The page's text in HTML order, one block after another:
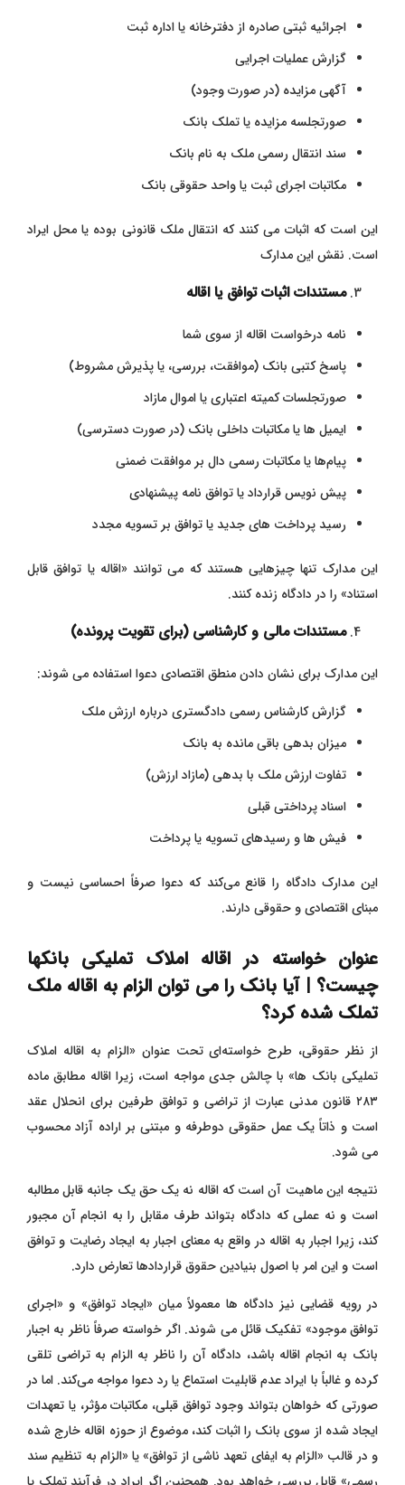
اجرائیه ثبتی صادره از دفترخانه یا اداره ثبت
گزارش عملیات اجرایی
آگهی مزایده (در صورت وجود)
صورتجلسه مزایده یا تملک بانک
سند انتقال رسمی ملک به نام بانک
مکاتبات اجرای ثبت یا واحد حقوقی بانک
این است که اثبات می کنند که انتقال ملک قانونی بوده یا محل ایراد
است. نقش این مدارک
مستندات اثبات توافق یا اقاله
نامه درخواست اقاله از سوی شما
پاسخ کتبی بانک (موافقت، بررسی، یا پذیرش مشروط)
صورتجلسات کمیته اعتباری یا اموال مازاد
ایمیل ‌ها یا مکاتبات داخلی بانک (در صورت دسترسی)
پیام‌ها یا مکاتبات رسمی دال بر موافقت ضمنی
پیش‌ نویس قرارداد یا توافق‌ نامه پیشنهادی
رسید پرداخت ‌های جدید یا توافق بر تسویه مجدد
این مدارک تنها چیزهایی هستند که می‌ توانند «اقاله یا توافق قابل
استناد» را در دادگاه زنده کنند.
مستندات مالی و کارشناسی (برای تقویت پرونده)
این مدارک برای نشان دادن منطق اقتصادی دعوا استفاده می‌ شوند:
گزارش کارشناس رسمی دادگستری درباره ارزش ملک
میزان بدهی باقی‌ مانده به بانک
تفاوت ارزش ملک با بدهی (مازاد ارزش)
اسناد پرداختی قبلی
فیش ‌ها و رسیدهای تسویه یا پرداخت
این مدارک دادگاه را قانع می‌کند که دعوا صرفاً احساسی نیست و
مبنای اقتصادی و حقوقی دارند.
عنوان خواسته در اقاله املاک تملیکی بانکها
چیست؟ | آیا بانک را می توان الزام به اقاله ملک
تملک شده کرد؟
از نظر حقوقی، طرح خواسته‌ای تحت عنوان «الزام به اقاله املاک
تملیکی بانک ‌ها» با چالش جدی مواجه است، زیرا اقاله مطابق ماده
۲۸۳ قانون مدنی عبارت از تراضی و توافق طرفین برای انحلال عقد
است و ذاتاً یک عمل حقوقی دوطرفه و مبتنی بر اراده آزاد محسوب
می ‌شود.
نتیجه این ماهیت آن است که اقاله نه یک حق یک‌ جانبه قابل مطالبه
است و نه عملی که دادگاه بتواند طرف مقابل را به انجام آن مجبور
کند، زیرا اجبار به اقاله در واقع به معنای اجبار به ایجاد رضایت و توافق
است و این امر با اصول بنیادین حقوق قراردادها تعارض دارد.
در رویه قضایی نیز دادگاه ‌ها معمولاً میان «ایجاد توافق» و «اجرای
توافق موجود» تفکیک قائل می‌ شوند. اگر خواسته صرفاً ناظر به اجبار
بانک به انجام اقاله باشد، دادگاه آن را ناظر به الزام به تراضی تلقی
کرده و غالباً با ایراد عدم قابلیت استماع یا رد دعوا مواجه می‌کند. اما در
صورتی که خواهان بتواند وجود توافق قبلی، مکاتبات مؤثر، یا تعهدات
ایجاد شده از سوی بانک را اثبات کند، موضوع از حوزه اقاله خارج شده
و در قالب «الزام به ایفای تعهد ناشی از توافق» یا «الزام به تنظیم سند